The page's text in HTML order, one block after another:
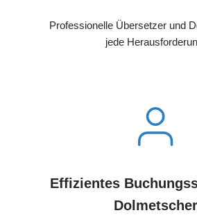
Professionelle Übersetzer und
jede
Effizientes
Dolmetscher